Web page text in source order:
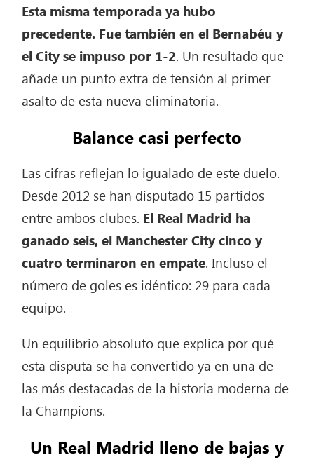
Esta misma temporada ya hubo
precedente. Fue también en el Bernabéu y
el City se impuso por 1-2. Un resultado que
añade un punto extra de tensión al primer
asalto de esta nueva eliminatoria.
Balance casi perfecto
Las cifras reflejan lo igualado de este duelo.
Desde 2012 se han disputado 15 partidos
entre ambos clubes. El Real Madrid ha
ganado seis, el Manchester City cinco y
cuatro terminaron en empate. Incluso el
número de goles es idéntico: 29 para cada
equipo.
Un equilibrio absoluto que explica por qué
esta disputa se ha convertido ya en una de
las más destacadas de la historia moderna de
la Champions.
Un Real Madrid lleno de bajas y